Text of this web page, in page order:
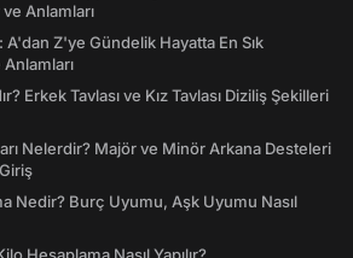
Anlamları
A'dan Z'ye Gündelik Hayatta En Sık
Erkek Tavlası ve Kız Tavlası Diziliş Şekilleri
Nelerdir? Majör ve Minör Arkana Desteleri
Nedir? Burç Uyumu, Aşk Uyumu Nasıl